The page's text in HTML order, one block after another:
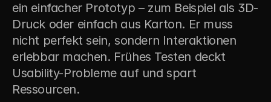
ein einfacher Prototyp – zum Beispiel als 3D-
Druck oder einfach aus Karton. Er muss
nicht perfekt sein, sondern Interaktionen
erlebbar machen. Frühes Testen deckt
Usability-Probleme auf und spart
Ressourcen.